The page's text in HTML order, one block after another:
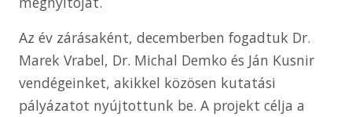
Az év zárásaként, decemberben fogadtuk Dr.
Marek Vrabel, Dr. Michal Demko és Ján Kusnir
vendégeinket, akikkel közösen kutatási
pályázatot nyújtottunk be. A projekt célja a